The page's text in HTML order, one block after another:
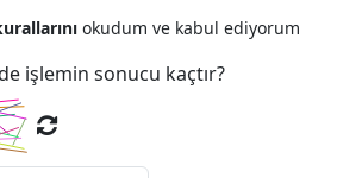
okudum ve kabul ediyorum
işlemin sonucu kaçtır?